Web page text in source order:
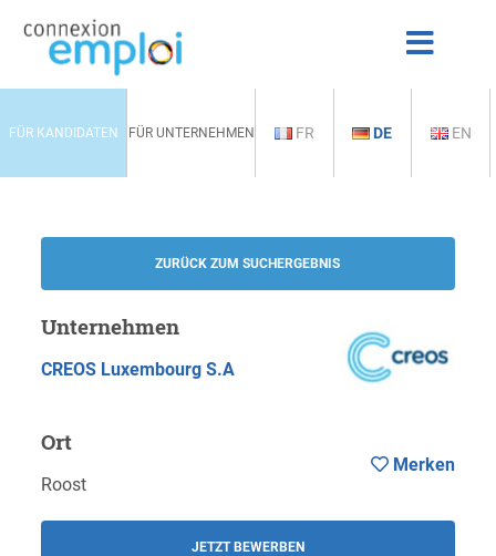
FÜR KANDIDATEN FÜR UNTERNEHMEN FR DE EN
ZURÜCK ZUM SUCHERGEBNIS
Unternehmen
CREOS Luxembourg S.A
Ort
Roost
JETZT BEWERBEN
Merken